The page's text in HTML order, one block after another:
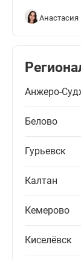
Анжеро-
Белово
Гурьевск
Калтан
Кемерово
Киселёвск